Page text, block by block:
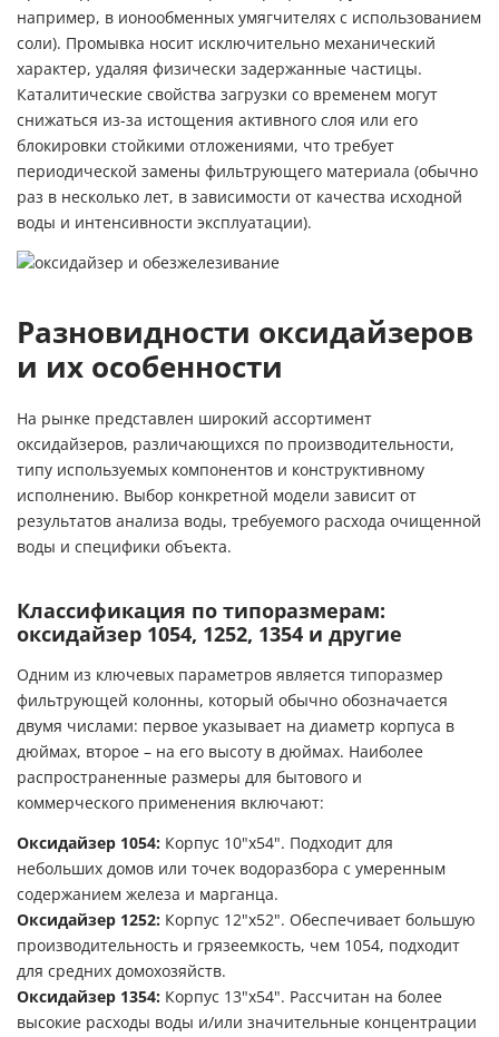
например, в ионообменных умягчителях с использованием
соли). Промывка носит исключительно механический
характер, удаляя физически задержанные частицы.
Каталитические свойства загрузки со временем могут
снижаться из-за истощения активного слоя или его
блокировки стойкими отложениями, что требует
периодической замены фильтрующего материала (обычно
раз в несколько лет, в зависимости от качества исходной
воды и интенсивности эксплуатации).
Разновидности оксидайзеров
и их особенности
На рынке представлен широкий ассортимент
оксидайзеров, различающихся по производительности,
типу используемых компонентов и конструктивному
исполнению. Выбор конкретной модели зависит от
результатов анализа воды, требуемого расхода очищенной
воды и специфики объекта.
Классификация по типоразмерам:
оксидайзер 1054, 1252, 1354 и другие
Одним из ключевых параметров является типоразмер
фильтрующей колонны, который обычно обозначается
двумя числами: первое указывает на диаметр корпуса в
дюймах, второе – на его высоту в дюймах. Наиболее
распространенные размеры для бытового и
коммерческого применения включают:
Оксидайзер 1054: Корпус 10"x54". Подходит для
небольших домов или точек водоразбора с умеренным
содержанием железа и марганца.
Оксидайзер 1252: Корпус 12"x52". Обеспечивает большую
производительность и грязеемкость, чем 1054, подходит
для средних домохозяйств.
Оксидайзер 1354: Корпус 13"x54". Рассчитан на более
высокие расходы воды и/или значительные концентрации